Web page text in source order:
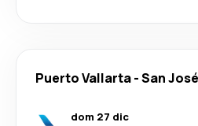
Puerto Vallarta-San José
dom 27 dic